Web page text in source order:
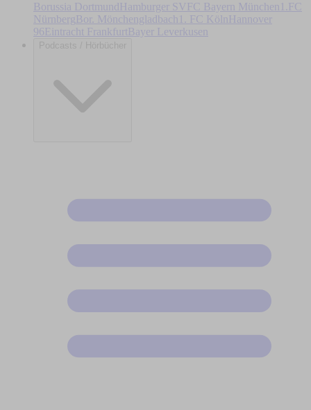
Borussia DortmundHamburger SV FC Bayern München
1.FC
Nürnberg Bor. Mönchengladbach 1. FC Köln
Hannover
96Eintracht Frankfurt Bayer Leverkusen
Podcasts / Hörbücher